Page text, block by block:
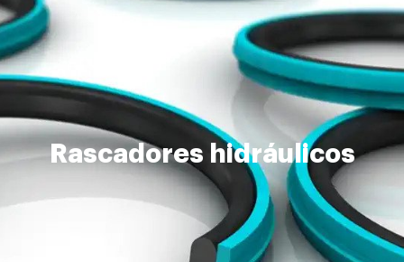
Rascadores hidráulicos